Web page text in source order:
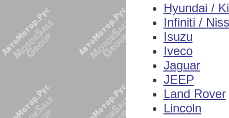
Hyundai /
Infiniti /
Isuzu
Iveco
Jaguar
JEEP
Land Rover
Lincoln